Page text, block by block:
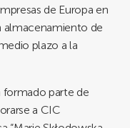
de Europa en
almacenamiento de
plazo a la
formado parte de
a CIC